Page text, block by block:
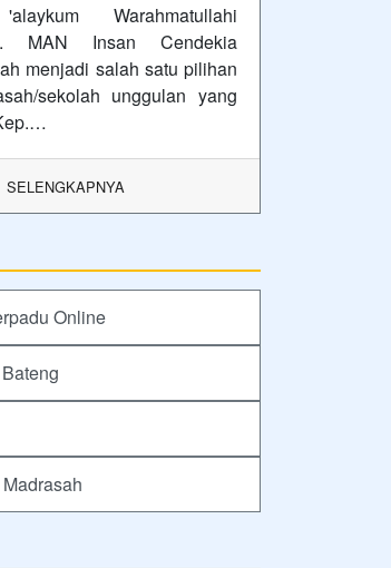
Warahmatullahi
MAN Insan Cendekia
menjadi salah satu pilihan
sekolah unggulan yang
SELENGKAPNYA
Online